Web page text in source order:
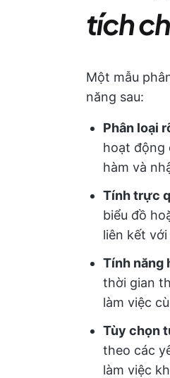
tích
Một mẫu
năng sau:
Phân loại
hoạt động
hàm và
Tính trực
biểu đồ
liên kết
Tính năng
thời gian
làm việc
Tùy chọn
theo các
làm việc